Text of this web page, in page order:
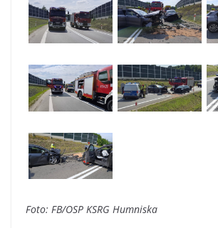
Foto: FB/OSP KSRG Humniska